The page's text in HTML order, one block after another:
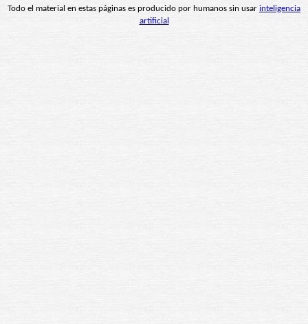
Todo el material en estas páginas es producido por humanos sin usar inteligencia
artificial